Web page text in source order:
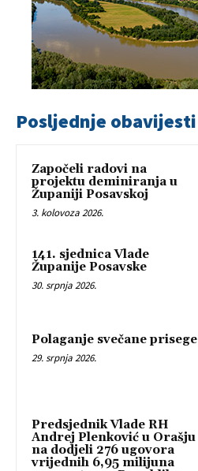
Posljednje obavijesti
Započeli radovi na
projektu deminiranja u
Županiji Posavskoj
3. kolovoza 2026.
141. sjednica Vlade
Županije Posavske
30. srpnja 2026.
Polaganje svečane prisege
29. srpnja 2026.
Predsjednik Vlade RH
Andrej Plenković u Orašju
na dodjeli 276 ugovora
vrijednih 6,95 milijuna